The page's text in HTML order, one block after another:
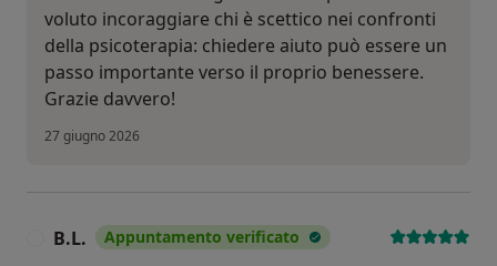
voluto incoraggiare chi è scettico nei confronti
della psicoterapia: chiedere aiuto può essere un
passo importante verso il proprio benessere.
Grazie davvero!
27 giugno 2026
B.L. Appuntamento verificato